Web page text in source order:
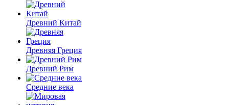
Древний Китай
Древняя Греция
Древний Рим
Средние века